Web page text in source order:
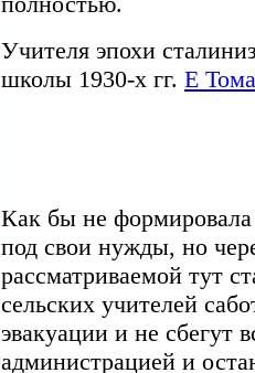
Учителя эпохи
школы 1930-х гг. Е
Как бы не формировала
под свои нужды, но
рассматриваемой тут
сельских учителей
эвакуации и не сбегут
администрацией и